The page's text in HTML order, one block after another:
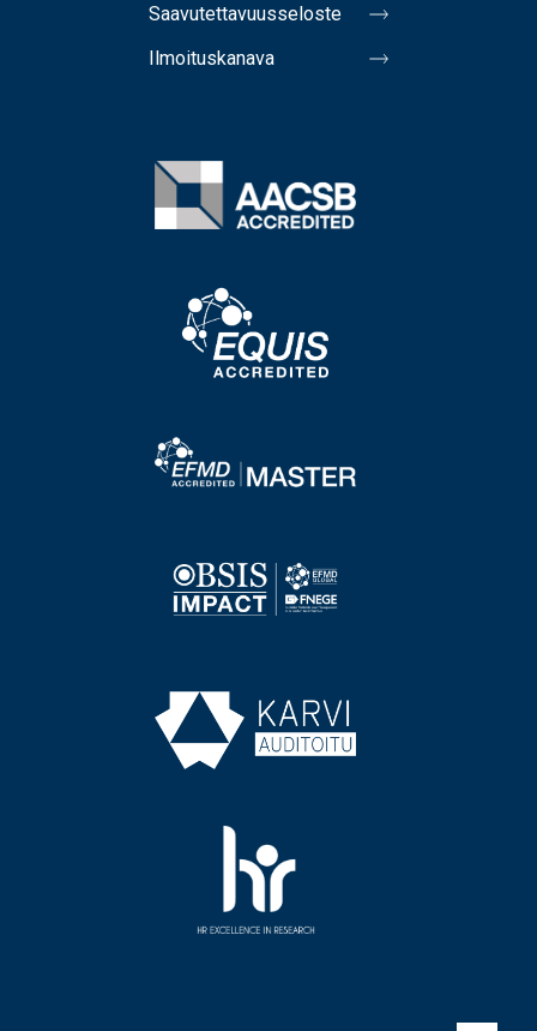
Saavutettavuusseloste
Ilmoituskanava
Image
Image
Image
Image
Image
Image